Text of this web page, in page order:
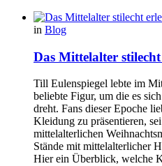
in Blog
Das Mittelalter stilecht
Till Eulenspiegel lebte im
beliebte Figur, um die es
dreht. Fans dieser Epoche
Kleidung zu präsentieren,
mittelalterlichen
Stände mit mittelalterlicher
Hier ein Überblick, welche